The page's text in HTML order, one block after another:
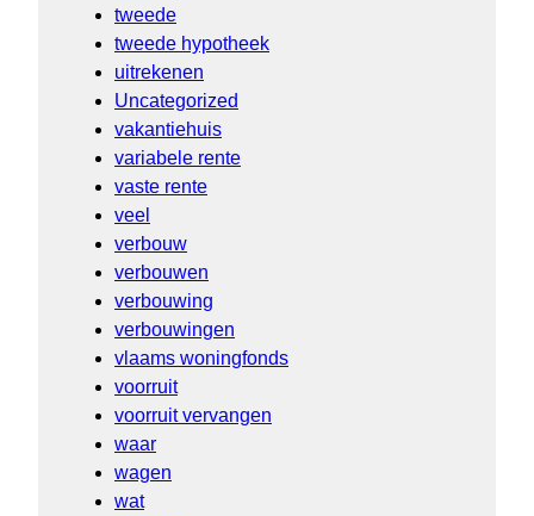
tweede
tweede hypotheek
uitrekenen
Uncategorized
vakantiehuis
variabele rente
vaste rente
veel
verbouw
verbouwen
verbouwing
verbouwingen
vlaams woningfonds
voorruit
voorruit vervangen
waar
wagen
wat